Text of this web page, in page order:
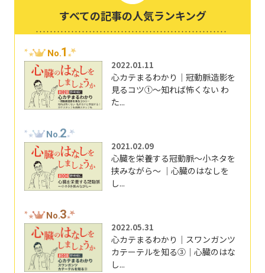
すべての記事の人気ランキング
No.1
2022.01.11
心カテまるわかり｜冠動脈造影を
見るコツ①～知れば怖くない わ
た...
No.2
2021.02.09
心臓を栄養する冠動脈～小ネタを
挟みながら～ ｜心臓のはなしを
し...
No.3
2022.05.31
心カテまるわかり｜スワンガンツ
カテーテルを知る③｜心臓のはな
し...